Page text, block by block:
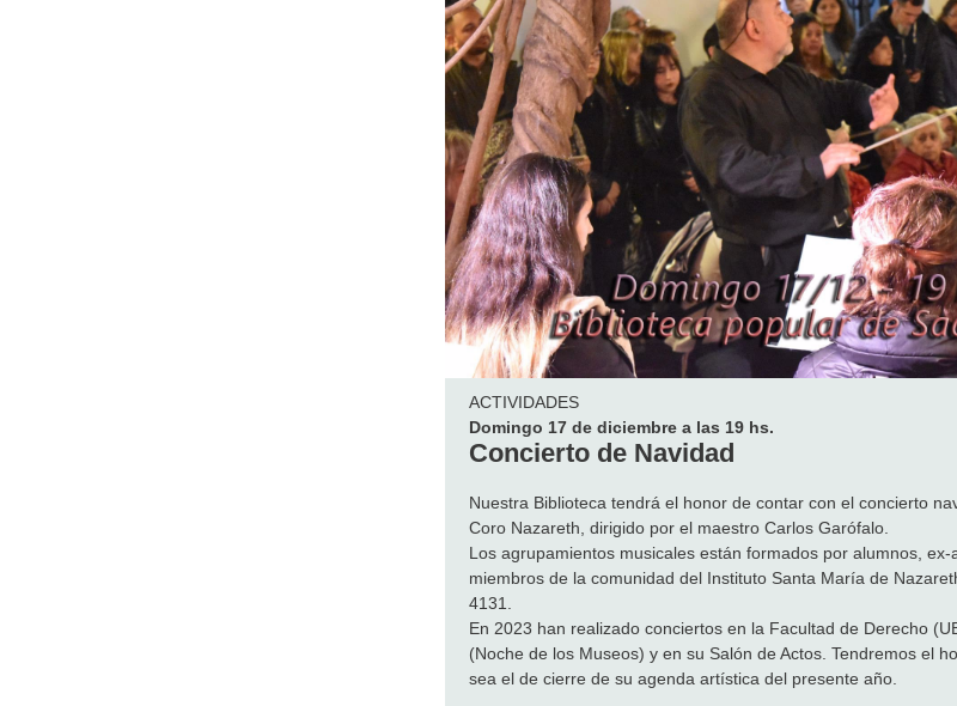
ACTIVIDADES
Domingo 17 de diciembre a las 19 hs.
Concierto de Navidad
Nuestra Biblioteca tendrá el honor de contar con el concierto
Coro Nazareth, dirigido por el maestro Carlos Garófalo.
Los agrupamientos musicales están formados por alumnos,
miembros de la comunidad del Instituto Santa María de
4131.
En 2023 han realizado conciertos en la Facultad de Derecho
(Noche de los Museos) y en su Salón de Actos. Tendremos el
sea el de cierre de su agenda artística del presente año.